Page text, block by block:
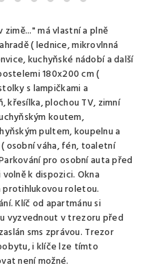
má vlastní a plně
( lednice, mikrovlnná
kuchyňské nádobí a další
180x200 cm (
s lampičkami a
křesílka, plochou TV, zimní
koutem,
pultem, koupelnu a
osobní váha, fén, toaletní
pro osobní auta před
k dispozici. Okna
protihlukovou roletou.
Klíč od apartmánu si
vyzvednout v trezoru před
sms zprávou. Trezor
i klíče lze tímto
není možné.